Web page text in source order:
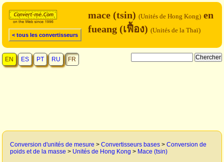
< tous les convertisseurs
mace (tsin) (Unités de Hong Kong) en
fueang (เฟื้อง) (Unités de la Thaï)
EN ES PT RU FR
Conversion d'unités de mesure > Convertisseurs bases > Conversion de
poids et de la masse > Unités de Hong Kong > Mace (tsin)